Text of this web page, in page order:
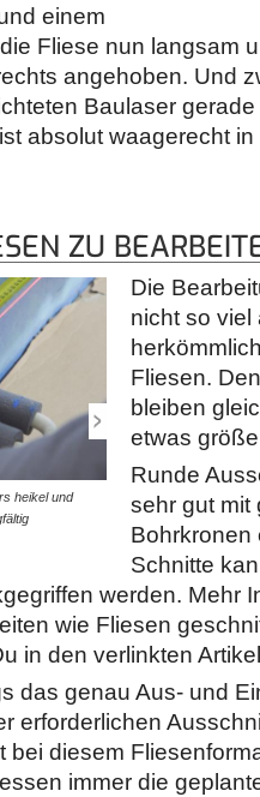
einem
Fliese nun langsam
angehoben. Und
Baulaser
absolut waagerecht in
ZU
heikel und
© diybook | Die
sorgfältig auf die Fliese
Die
nicht so viel
Fliesen.
bleiben
etwas
Runde
sehr gut mit
Bohrkronen
Schnitte
werden. Mehr
wie Fliesen
in den verlinkten
das genau Aus- und
erforderlichen
bei diesem
immer die